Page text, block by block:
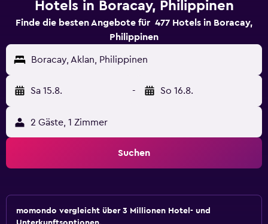
Hotels in Boracay, Philippinen
Finde die besten Angebote für 477 Hotels in Boracay,
Philippinen
Boracay, Aklan, Philippinen
Sa 15.8. - So 16.8.
2 Gäste, 1 Zimmer
Suchen
momondo vergleicht über 3 Millionen Hotel- und